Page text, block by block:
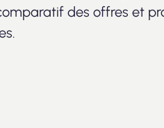
des offres et